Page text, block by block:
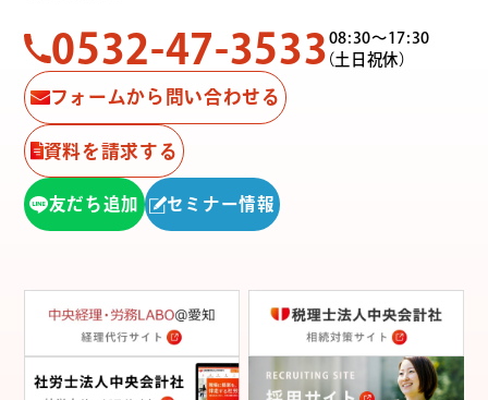
0532-47-3533 08:30〜17:30
（土日祝休）
フォームから問い合わせる
資料を請求する
友だち追加 セミナー情報